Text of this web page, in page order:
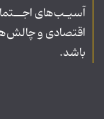
آسیـب‌های
اقتصادی و
باشد.